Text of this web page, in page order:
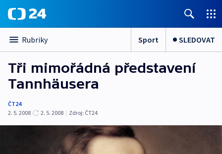
Rubriky Sport SLEDOVAT
Tři mimořádná představení
Tannhäusera
ČT24
2. 5. 2008
2. 5. 2008 | Zdroj: ČT24